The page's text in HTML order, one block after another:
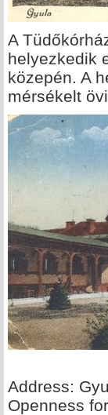
A
helyezkedik
közepén. A
mérsékelt
Address:
Openness